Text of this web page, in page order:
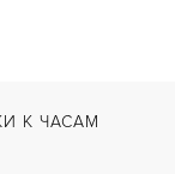
К ЧАСАМ